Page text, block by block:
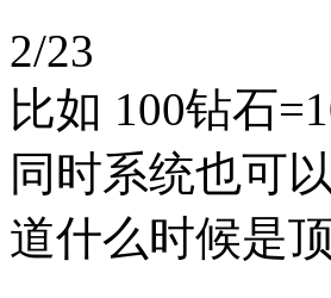
2/23
比如 100钻石
同时系统也可
道什么时候是